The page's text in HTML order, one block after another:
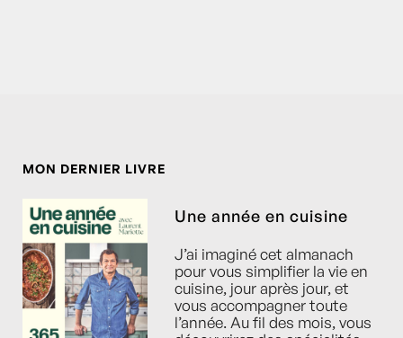
MON DERNIER LIVRE
Une année en cuisine
J’ai imaginé cet almanach
pour vous simplifier la vie en
cuisine, jour après jour, et
vous accompagner toute
l’année. Au fil des mois, vous